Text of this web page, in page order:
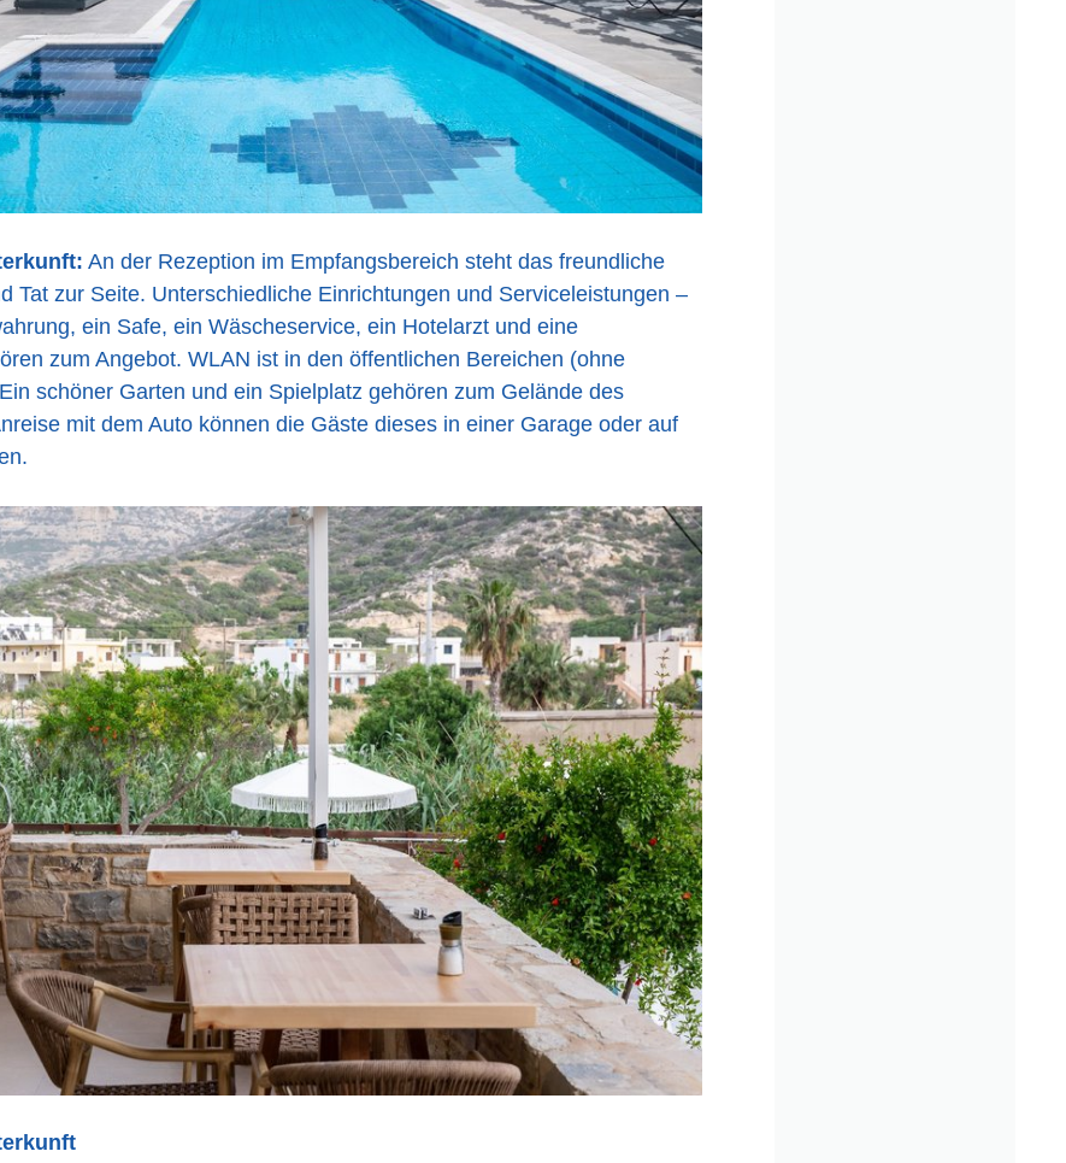
An der Rezeption im Empfangsbereich steht das freundliche
Tat zur Seite. Unterschiedliche Einrichtungen und Serviceleistungen –
ein Safe, ein Wäscheservice, ein Hotelarzt und eine
zum Angebot. WLAN ist in den öffentlichen Bereichen (ohne
schöner Garten und ein Spielplatz gehören zum Gelände des
mit dem Auto können die Gäste dieses in einer Garage oder auf